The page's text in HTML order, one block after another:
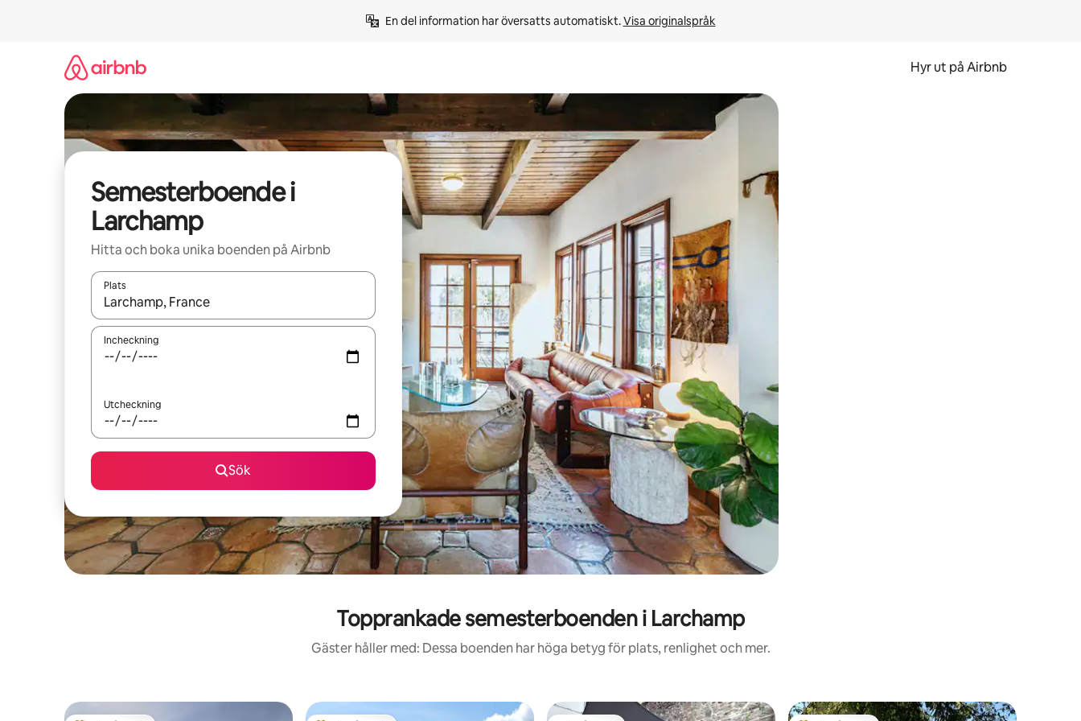
En del information har översatts automatiskt. Visa originalspråk
Hyr ut på Airbnb
Semesterboende i
Larchamp
Hitta och boka unika boenden på Airbnb
Plats
När resultaten är tillgängliga kan du navigera med upp- och nedåtpilarna eller utforska genom att trycka eller svepa.
Incheckning
Utcheckning
Sök
Topprankade semesterboenden i Larchamp
Gäster håller med: Dessa boenden har höga betyg för plats, renlighet och mer.